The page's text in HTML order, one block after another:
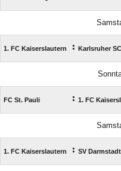
1. FC Kaiserslautern : Karlsruher SC
FC St. Pauli : 1. FC
1. FC Kaiserslautern : SV